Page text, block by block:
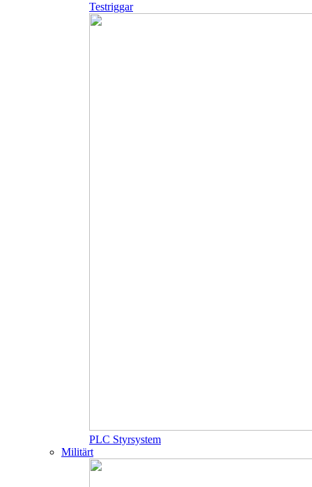
Testriggar
PLC Styrsystem
Militärt